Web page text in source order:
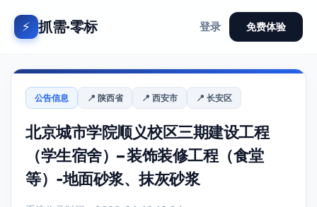
⚡ 抓需·零标 登录 免费体验
公告信息 📍 陕西省 📍 西安市 📍 长安区
北京城市学院顺义校区三期建设工程
（学生宿舍）– 装饰装修工程（食堂
等）-地面砂浆、抹灰砂浆